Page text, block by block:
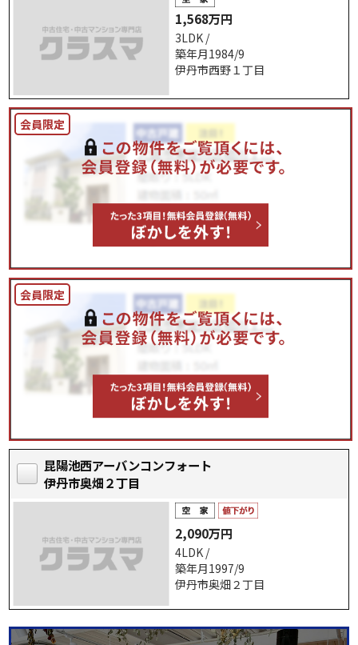
1,568万円
3LDK /
築年月1984/9
伊丹市西野１丁目
昆陽池西アーバンコンフォート
伊丹市奥畑２丁目
2,090万円
4LDK /
築年月1997/9
伊丹市奥畑２丁目